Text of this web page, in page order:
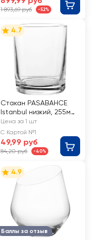
1 893,69 руб -52%
4.7
Стакан PASABAHCE
Istanbul низкий, 255мл,
стекло
Цена за 1 шт
С Картой №1
49,99 руб
84,20 руб -40%
Баллы за отзыв
4.9